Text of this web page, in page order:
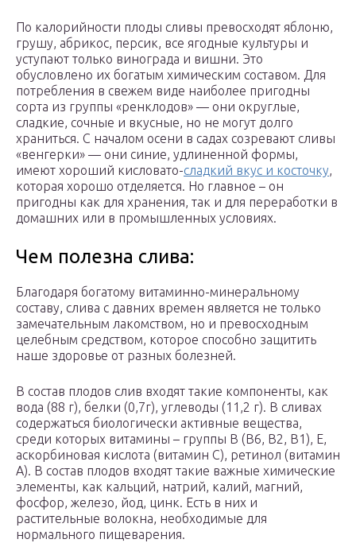
По калорийности плоды сливы превосходят яблоню,
грушу, абрикос, персик, все ягодные культуры и
уступают только винограда и вишни. Это
обусловлено их богатым химическим составом. Для
потребления в свежем виде наиболее пригодны
сорта из группы «ренклодов» — они округлые,
сладкие, сочные и вкусные, но не могут долго
храниться. С началом осени в садах созревают сливы
«венгерки» — они синие, удлиненной формы,
имеют хороший кисловато-сладкий вкус и косточку,
которая хорошо отделяется. Но главное – он
пригодны как для хранения, так и для переработки в
домашних или в промышленных условиях.
Чем полезна слива:
Благодаря богатому витаминно-минеральному
составу, слива с давних времен является не только
замечательным лакомством, но и превосходным
целебным средством, которое способно защитить
наше здоровье от разных болезней.
В состав плодов слив входят такие компоненты, как
вода (88 г), белки (0,7г), углеводы (11,2 г). В сливах
содержаться биологически активные вещества,
среди которых витамины – группы В (В6, В2, В1), Е,
аскорбиновая кислота (витамин С), ретинол (витамин
А). В состав плодов входят такие важные химические
элементы, как кальций, натрий, калий, магний,
фосфор, железо, йод, цинк. Есть в них и
растительные волокна, необходимые для
нормального пищеварения.